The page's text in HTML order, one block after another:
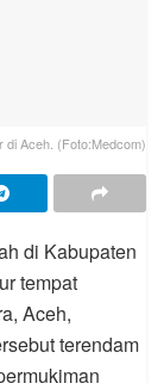
di Aceh. (Foto:Medcom)
di Kabupaten
tempat
Aceh,
terendam